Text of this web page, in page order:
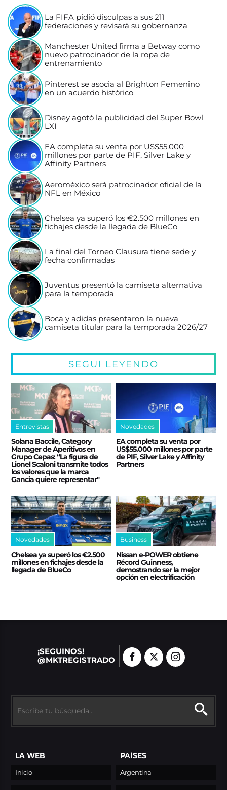
La FIFA pidió disculpas a sus 211
federaciones y revisará su gobernanza
Manchester United firma a Betway como
nuevo patrocinador de la ropa de
entrenamiento
Pinterest se asocia al Brighton Femenino
en un acuerdo histórico
Disney agotó la publicidad del Super Bowl
LXI
EA completa su venta por US$55.000
millones por parte de PIF, Silver Lake y
Affinity Partners
Aeroméxico será patrocinador oficial de la
NFL en México
Chelsea ya superó los €2.500 millones en
fichajes desde la llegada de BlueCo
La final del Torneo Clausura tiene sede y
fecha confirmadas
Juventus presentó la camiseta alternativa
para la temporada
Boca y adidas presentaron la nueva
camiseta titular para la temporada 2026/27
SEGUÍ LEYENDO
Entrevistas
Solana Baccile, Category
Manager de Aperitivos en
Grupo Cepas: “La figura de
Lionel Scaloni transmite todos
los valores que la marca
Gancia quiere representar"
Novedades
EA completa su venta por
US$55.000 millones por parte
de PIF, Silver Lake y Affinity
Partners
Novedades
Chelsea ya superó los €2.500
millones en fichajes desde la
llegada de BlueCo
Business
Nissan e‑POWER obtiene
Récord Guinness,
demostrando ser la mejor
opción en electrificación
¡SEGUINOS!
@MKTREGISTRADO
LA WEB
Inicio
PAÍSES
Argentina